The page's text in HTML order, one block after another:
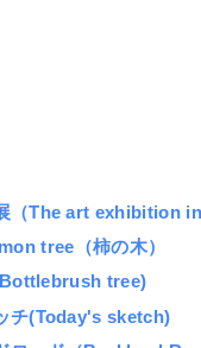
（The art exhibition in
tree（柿の木）
tree)
チ(Today's sketch)